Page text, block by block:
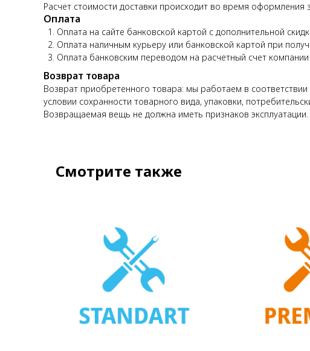
Расчет стоимости доставки происходит во время оформления
Оплата
Оплата на сайте банковской картой с дополнительной
Оплата наличным курьеру или банковской картой при
Оплата банковским переводом на расчетный счет компании
Возврат товара
Возврат приобретенного товара: мы работаем в
условии сохранности товарного вида, упаковки,
Возвращаемая вещь не должна иметь признаков эксплуатации.
Смотрите также